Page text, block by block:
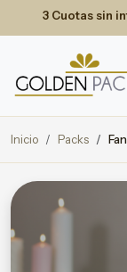
3 Cuotas sin
Inicio Packs